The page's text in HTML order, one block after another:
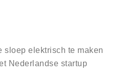
sloep elektrisch te maken
Nederlandse startup